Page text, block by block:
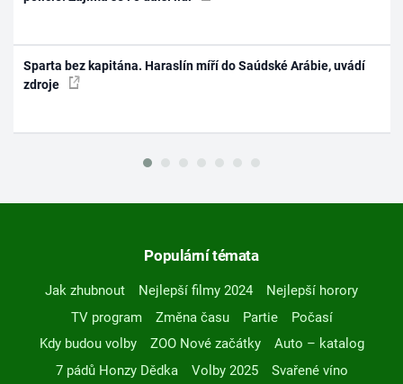
Sparta bez kapitána. Haraslín míří do Saúdské Arábie, uvádí
zdroje
Populární témata
Jak zhubnout Nejlepší filmy 2024
Nejlepší horory
TV program
Změna času Partie
Počasí
Kdy budou volby
ZOO Nové začátky
Auto – katalog
7 pádů Honzy Dědka
Volby 2025
Svařené víno